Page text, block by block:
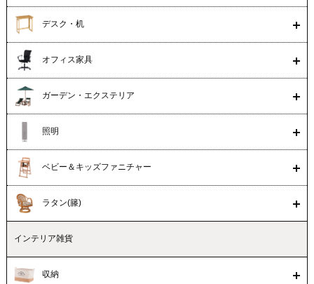
デスク・机
オフィス家具
ガーデン・エクステリア
照明
ベビー＆キッズファニチャー
ラタン(籐)
インテリア雑貨
収納